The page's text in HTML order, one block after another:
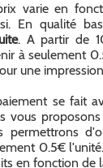
varie en
En qualité
. A partir de
à seulement
une
se fait
vous
permettrons
0.5€
en fonction de